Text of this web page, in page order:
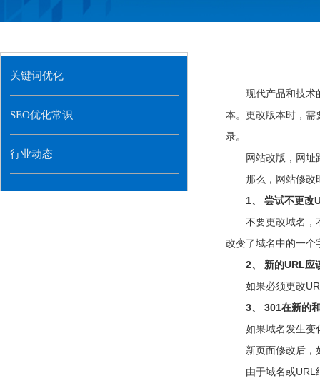
现代产品和技术
本。更改版本时，需
录。
网站改版，网址
那么，网站修改
1、 尝试不更改
不要更改域名，
改变了域名中的一个
2、 新的URL应
如果必须更改
3、 301在新的
如果域名发生变
新页面修改后，
由于域名或URL
关键词优化
SEO优化常识
行业动态